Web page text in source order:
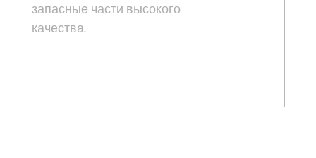
запасные части высокого
качества.